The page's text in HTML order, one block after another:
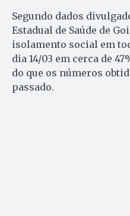
Segundo dados
Estadual de Saúde de
isolamento social em
dia 14/03 em cerca de
do que os números
passado.